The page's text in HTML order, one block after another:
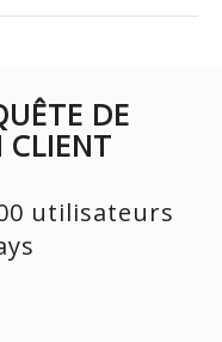
DE
CLIENT
utilisateurs